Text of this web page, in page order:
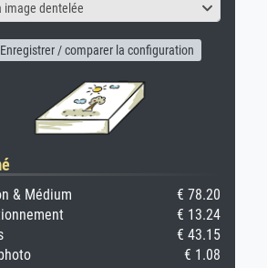
image dentelée
Enregistrer / comparer la configuration
& Médium
€ 78.20
€ 13.24
€ 43.15
€ 1.08